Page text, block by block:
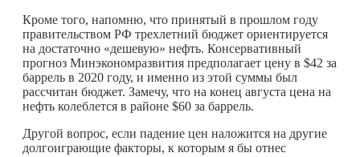
Кроме того, напомню, что принятый в прошлом году
правительством РФ трехлетний бюджет ориентируется
на достаточно «дешевую» нефть. Консервативный
прогноз Минэкономразвития предполагает цену в $42 за
баррель в 2020 году, и именно из этой суммы был
рассчитан бюджет. Замечу, что на конец августа цена на
нефть колеблется в районе $60 за баррель.
Другой вопрос, если падение цен наложится на другие
долгоиграющие факторы, к которым я бы отнес